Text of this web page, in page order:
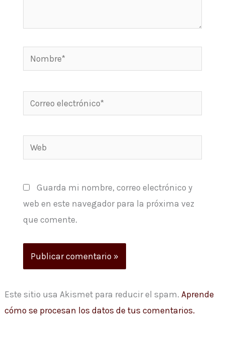
Nombre*
Correo
electrónico*
Web
Guarda mi nombre, correo electrónico y
web en este navegador para la próxima vez
que comente.
Este sitio usa Akismet para reducir el spam.Aprende
cómo se procesan los datos de tus comentarios.